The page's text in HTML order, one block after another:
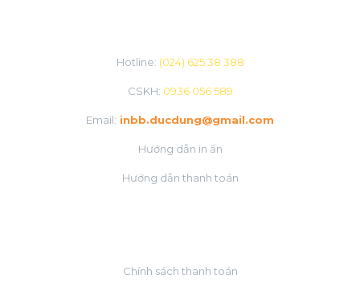
Hotline: (024) 625 38 388
CSKH: 0936 056 589
Email: inbb.ducdung@gmail.com
Hướng dẫn in ấn
Hướng dẫn thanh toán
Chính sách thanh toán